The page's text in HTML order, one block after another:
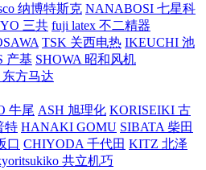
纳博特斯克 NANABOSI 七星科
三共 fuji latex 不二精器
TSK 关西电热 IKEUCHI 池
产基 SHOWA 昭和风机
方马达
牛尾 ASH 旭理化 KORISEIKI 古
特 HANAKI GOMU SIBATA 柴田
口 CHIYODA 千代田 KITZ 北泽
共立机巧